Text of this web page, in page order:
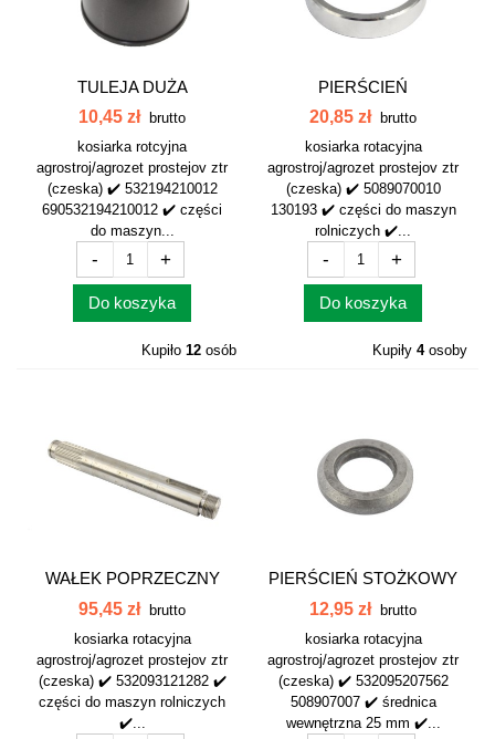
TULEJA DUŻA
KOSIARKA CZESKA...
10,45 zł
brutto
kosiarka rotcyjna
agrostroj/agrozet prostejov ztr
(czeska) ✔️ 532194210012
690532194210012 ✔️ części
do maszyn...
- +
Do koszyka
Kupiło 12 osób
PIERŚCIEŃ
DYSTANSOWY WAŁKA...
20,85 zł
brutto
kosiarka rotacyjna
agrostroj/agrozet prostejov ztr
(czeska) ✔️ 5089070010
130193 ✔️ części do maszyn
rolniczych ✔️...
- +
Do koszyka
Kupiły 4osoby
WAŁEK POPRZECZNY
KRÓTKI [CZESKA]...
95,45 zł
brutto
kosiarka rotacyjna
agrostroj/agrozet prostejov ztr
(czeska) ✔️ 532093121282 ✔️
części do maszyn rolniczych
✔️...
PIERŚCIEŃ STOŻKOWY
TRZYMAKA...
12,95 zł
brutto
kosiarka rotacyjna
agrostroj/agrozet prostejov ztr
(czeska) ✔️ 532095207562
508907007 ✔️ średnica
wewnętrzna 25 mm ✔️...